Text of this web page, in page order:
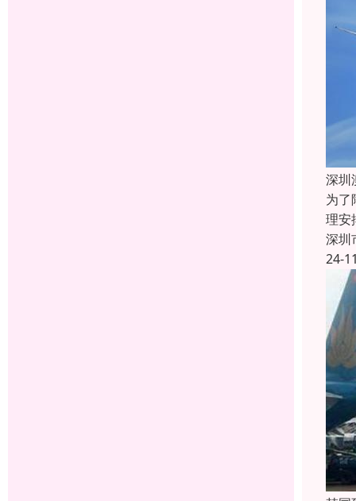
深圳
为了
理安
深圳
24-